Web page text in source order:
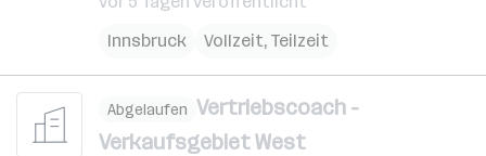
Innsbruck
Vollzeit, Teilzeit
Abgelaufen Vertriebscoach -
Verkaufsgebiet West